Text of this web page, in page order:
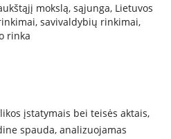
mokslą, sąjunga, Lietuvos
savivaldybių rinkimai,
rinka
įstatymais bei teisės aktais,
spauda, analizuojamas